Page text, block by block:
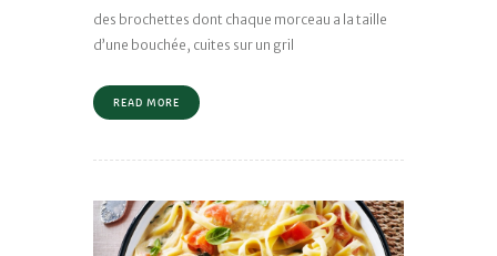
des brochettes dont chaque morceau a la taille
d’une bouchée, cuites sur un gril
READ MORE